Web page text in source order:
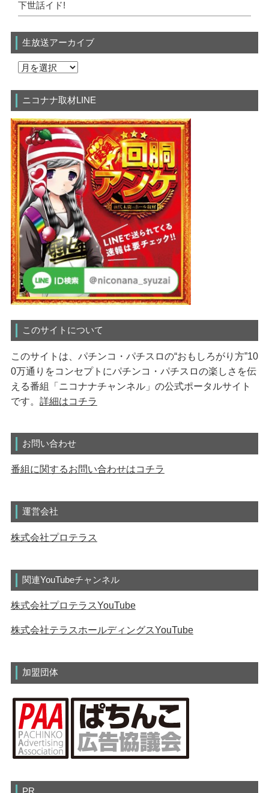
下世話イド!
生放送アーカイブ
ニコナナ取材LINE
このサイトについて
このサイトは、パチンコ・パチスロの“おもしろがり方”10
0万通りをコンセプトにパチンコ・パチスロの楽しさを伝
える番組「ニコナナチャンネル」の公式ポータルサイト
です。 詳細はコチラ
お問い合わせ
番組に関するお問い合わせはコチラ
運営会社
株式会社プロテラス
関連YouTubeチャンネル
株式会社プロテラスYouTube
株式会社テラスホールディングスYouTube
加盟団体